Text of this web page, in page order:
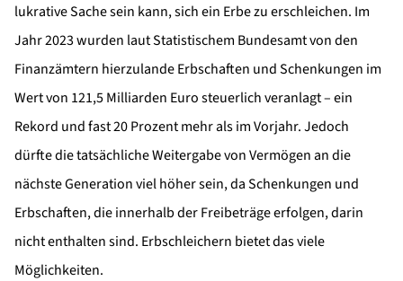
lukrative Sache sein kann, sich ein Erbe zu erschleichen. Im
Jahr 2023 wurden laut Statistischem Bundesamt von den
Finanzämtern hierzulande Erbschaften und Schenkungen im
Wert von 121,5 Milliarden Euro steuerlich veranlagt – ein
Rekord und fast 20 Prozent mehr als im Vorjahr. Jedoch
dürfte die tatsächliche Weitergabe von Vermögen an die
nächste Generation viel höher sein, da Schenkungen und
Erbschaften, die innerhalb der Freibeträge erfolgen, darin
nicht enthalten sind. Erbschleichern bietet das viele
Möglichkeiten.